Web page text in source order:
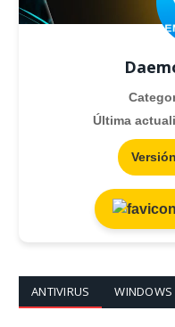
Última
ANTIVIRUS WINDOWS